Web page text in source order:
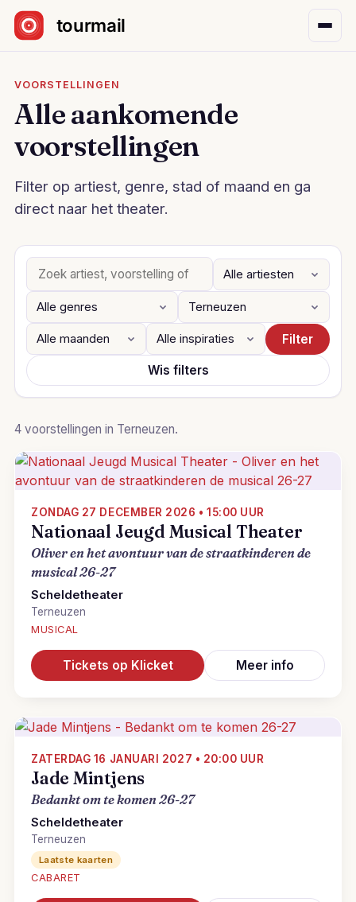
Sla navigatie over
VOORSTELLINGEN
Alle aankomende
voorstellingen
Filter op artiest, genre, stad of maand en ga
direct naar het theater.
Filter
Wis filters
4 voorstellingen in Terneuzen.
ZONDAG 27 DECEMBER 2026 • 15:00 UUR
Nationaal Jeugd Musical Theater
Oliver en het avontuur van de straatkinderen de
musical 26-27
Scheldetheater
Terneuzen
MUSICAL
Tickets op Klicket Meer info
ZATERDAG 16 JANUARI 2027 • 20:00 UUR
Jade Mintjens
Bedankt om te komen 26-27
Scheldetheater
Terneuzen
Laatste kaarten
CABARET